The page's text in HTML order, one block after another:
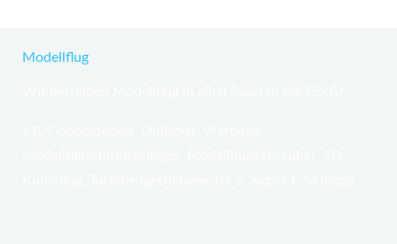
Modellflug